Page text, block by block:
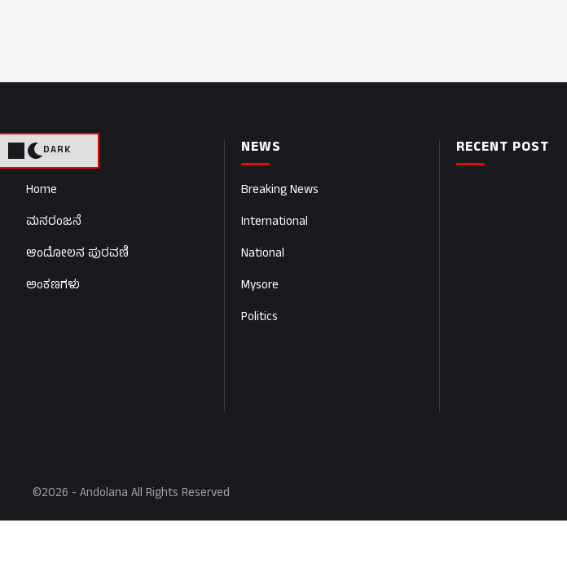
DARK
PAGES
Home
ಮನರಂಜನೆ
ಆಂದೋಲನ ಪುರವಣಿ
ಅಂಕಣಗಳು
NEWS
Breaking News
International
National
Mysore
Politics
RECENT POST
©2026 - Andolana All Rights Reserved